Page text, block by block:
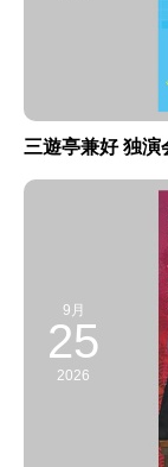
三遊亭兼好 独
9月
25
2026